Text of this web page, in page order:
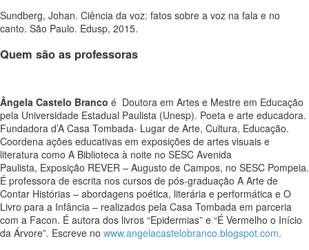
Sundberg, Johan. Ciência da voz: fatos sobre a voz na fala e no
canto. São Paulo. Edusp, 2015.
Quem são as professoras
Ângela Castelo Branco é Doutora em Artes e Mestre em Educação
pela Universidade Estadual Paulista (Unesp). Poeta e arte educadora.
Fundadora d’A Casa Tombada- Lugar de Arte, Cultura, Educação.
Coordena ações educativas em exposições de artes visuais e
literatura como A Biblioteca à noite no SESC Avenida
Paulista, Exposição REVER – Augusto de Campos, no SESC Pompeia.
É professora de escrita nos cursos de pós-graduação A Arte de
Contar Histórias – abordagens poética, literária e performática e O
Livro para a Infância – realizados pela Casa Tombada em parceria
com a Facon. É autora dos livros “Epidermias” e “É Vermelho o Início
da Árvore”. Escreve no www.angelacastelobranco.blogspot.com.